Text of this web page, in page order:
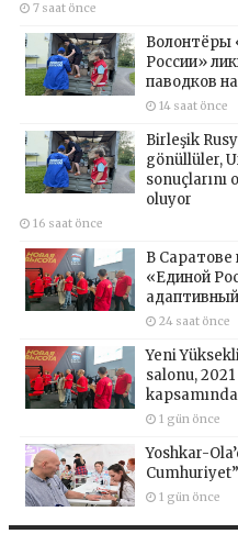
7 saat önce
Волонтёры
России»
паводков
14 saat önce
Birleşik
gönüllüler,
sonuçlarını
oluyor
16 saat önce
В Саратове
«Единой
24 saat önce
Yeni
salonu,
kapsamında
1 gün önce
Yoshkar-
1 gün önce